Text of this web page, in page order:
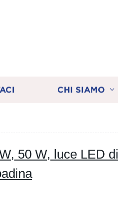
CHI SIAMO
50 W, luce LED di